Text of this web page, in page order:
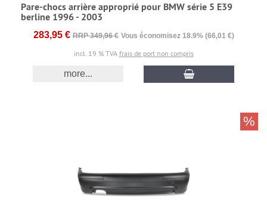
Pare-chocs arrière approprié pour BMW série 5 E39
berline 1996 - 2003
283,95 € RRP 349,96 € Vous économisez 18.9% (66,01 €)
incl. 19 % TVA frais de port non compris
more...
%